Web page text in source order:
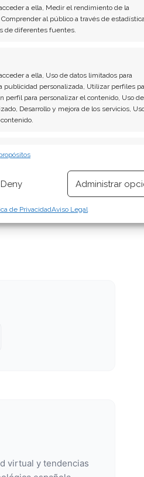
a ella, Medir el rendimiento de la
al público a través de
de diferentes fuentes.
a ella, Uso de datos limitados para
publicidad personalizada, Utilizar perfiles
perfil para personalizar el contenido, Uso de
Desarrollo y mejora de los servicios,
fraudes, y eliminar
y contenido, Guardar y
Deny Administrar
de PrivacidadAviso Legal
que llegará la
territorios o,
tiene la
requerida para los
En el Análisis
virtual y tendencias